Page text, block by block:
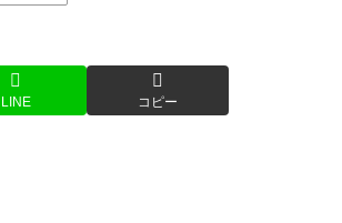
LINE コピー